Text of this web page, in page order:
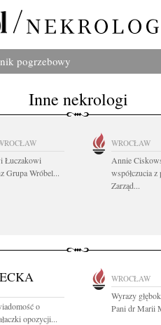
pogrzebowy
Inne nekrologi
Łuczakowi
Grupa Wróbel...
WROCŁAW
Annie
współczucia
Zarząd...
o
opozycji...
WROCŁAW
Wyrazy
Pani dr Marii